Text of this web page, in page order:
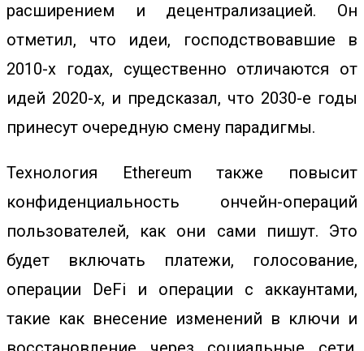
расширением и децентрализацией. Он
отметил, что идеи, господствовавшие в
2010-х годах, существенно отличаются от
идей 2020-х, и предсказал, что 2030-е годы
принесут очередную смену парадигмы.
Технология Ethereum также повысит
конфиденциальность ончейн-операций
пользователей, как они сами пишут. Это
будет включать платежи, голосование,
операции DeFi и операции с аккаунтами,
такие как внесение изменений в ключи и